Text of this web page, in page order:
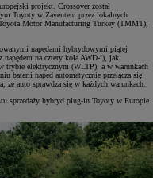
projekt. Crossover został
Toyoty w Zaventem przez lokalnych
Motor Manufacturing Turkey (TMMT),
napędami hybrydowymi piątej
na cztery koła AWD-i), jak
trybie elektrycznym (WLTP), a w warunkach
baterii napęd automatycznie przełącza się
że auto sprawdza się w każdych warunkach.
sprzedaży hybryd plug-in Toyoty w Europie